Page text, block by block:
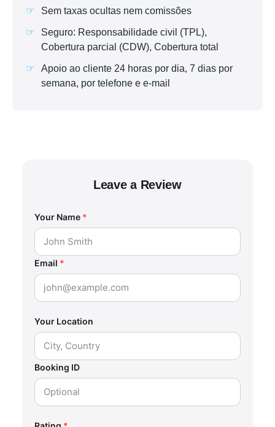
Sem taxas ocultas nem comissões
Seguro: Responsabilidade civil (TPL),
Cobertura parcial (CDW), Cobertura total
Apoio ao cliente 24 horas por dia, 7 dias por
semana, por telefone e e-mail
Leave a Review
Your Name *
Email *
Your Location
Booking ID